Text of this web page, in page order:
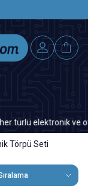
elektronik ve
Törpü Seti